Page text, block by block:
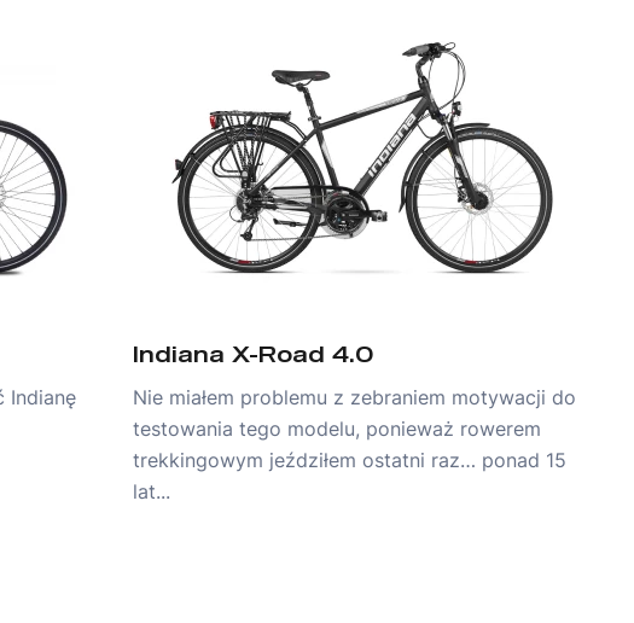
Indianę
Indiana X-Road 4.0
Nie miałem problemu z zebraniem motywacji do
testowania tego modelu, ponieważ rowerem
trekkingowym jeździłem ostatni raz… ponad 15
lat...